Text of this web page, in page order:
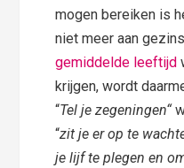
mogen bereiken is
niet meer aan
gemiddelde leeftijd
krijgen, wordt
“Tel je zegeningen“
“zit je er op te
je lijf te plegen en